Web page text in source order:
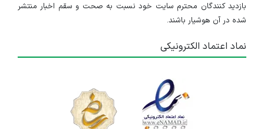
بازدید کنندگان محترم سایت خود نسبت به صحت و سقم اخبار منتشر
شده در آن هوشیار باشند.
نماد اعتماد الکترونیکی